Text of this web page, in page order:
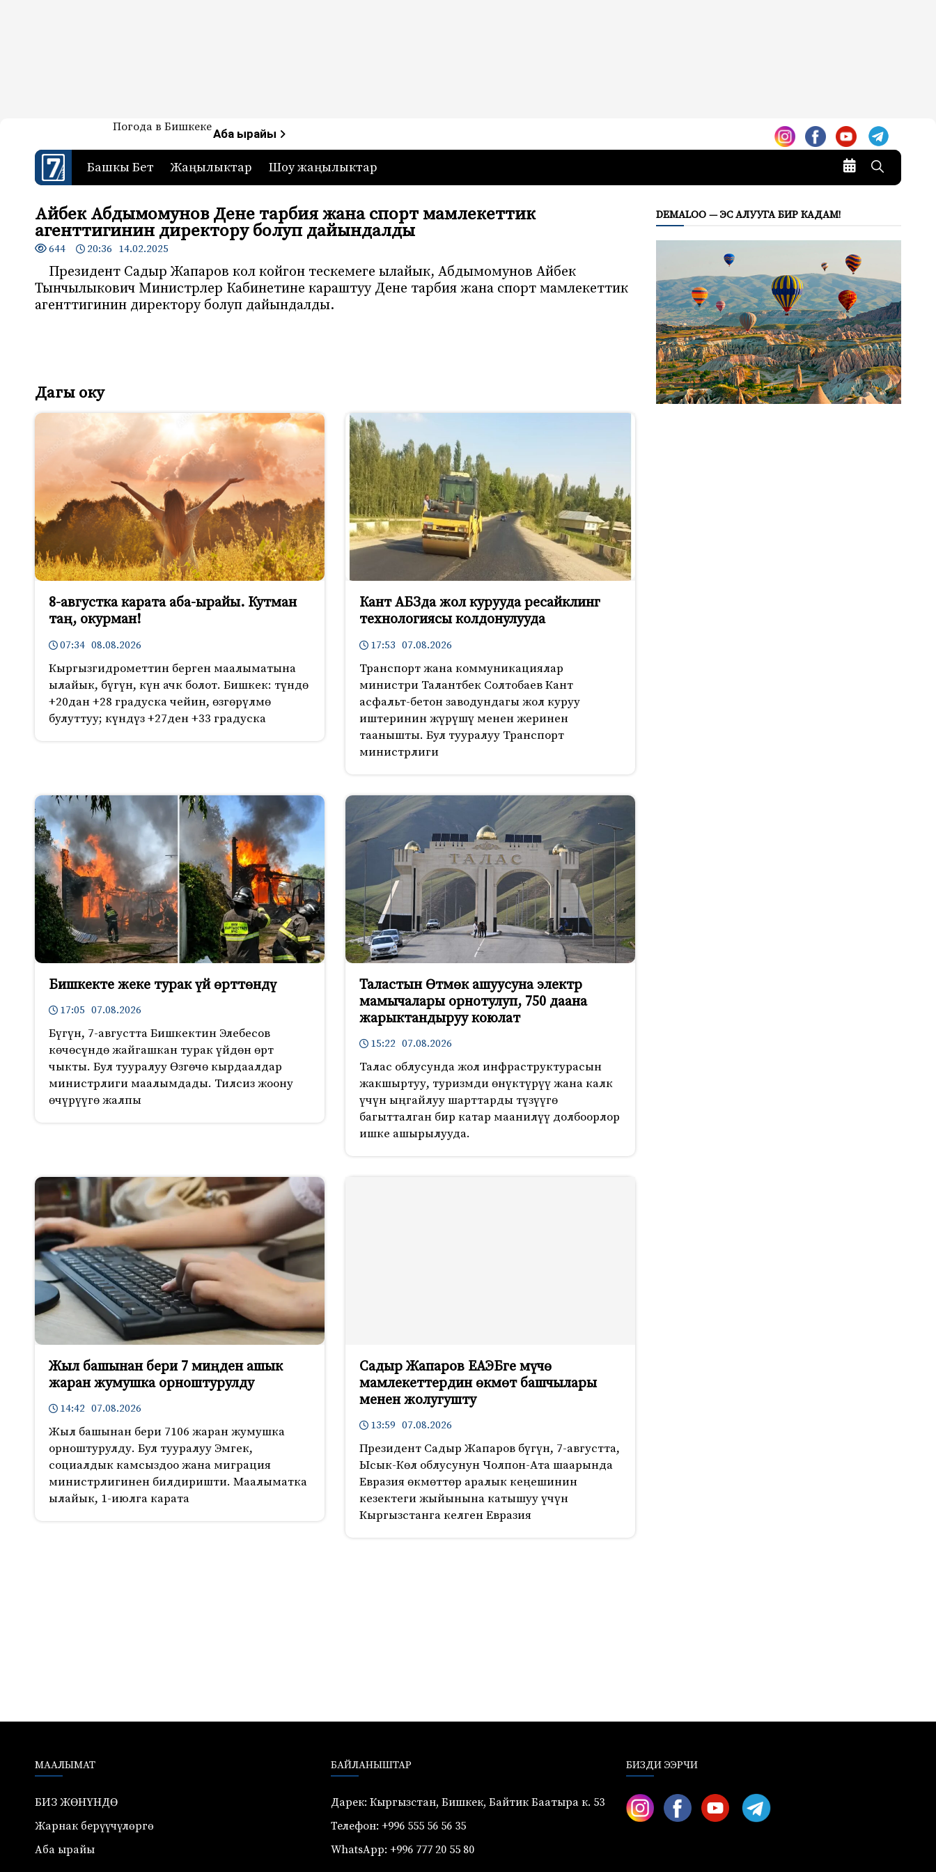
7-канал. Жаңылыктар — Кыргызстан
Жаңылыктар — Кыргызстан
Погода в БишкекеАба ырайы
Башкы Бет Жаңылыктар Шоу жаңылыктар
Айбек Абдымомунов Дене тарбия жана спорт мамлекеттик
агенттигинин директору болуп дайындалды
644 20:36 14.02.2025
Президент Садыр Жапаров кол койгон тескемеге ылайык, Абдымомунов Айбек
Тынчылыкович Министрлер Кабинетине караштуу Дене тарбия жана спорт мамлекеттик
агенттигинин директору болуп дайындалды.
Дагы оку
8-августка карата аба-ырайы. Кутман
таң, окурман!
07:34 08.08.2026
Кыргызгидрометтин берген маалыматына
ылайык, бүгүн, күн ачк болот. Бишкек: түндө
+20дан +28 градуска чейин, өзгөрүлмө
булуттуу; күндүз +27ден +33 градуска
Кант АБЗда жол курууда ресайклинг
технологиясы колдонулууда
17:53 07.08.2026
Транспорт жана коммуникациялар
министри Талантбек Солтобаев Кант
асфальт-бетон заводундагы жол куруу
иштеринин жүрүшү менен жеринен
таанышты. Бул тууралуу Транспорт
министрлиги
Бишкекте жеке турак үй өрттөндү
17:05 07.08.2026
Бүгүн, 7-августта Бишкектин Элебесов
көчөсүндө жайгашкан турак үйдөн өрт
чыкты. Бул тууралуу Өзгөчө кырдаалдар
министрлиги маалымдады. Тилсиз жоону
өчүрүүгө жалпы
Таластын Өтмөк ашуусуна электр
мамычалары орнотулуп, 750 даана
жарыктандыруу коюлат
15:22 07.08.2026
Талас облусунда жол инфраструктурасын
жакшыртуу, туризмди өнүктүрүү жана калк
үчүн ыңгайлуу шарттарды түзүүгө
багытталган бир катар маанилүү долбоорлор
ишке ашырылууда.
Жыл башынан бери 7 миңден ашык
жаран жумушка орноштурулду
14:42 07.08.2026
Жыл башынан бери 7106 жаран жумушка
орноштурулду. Бул тууралуу Эмгек,
социалдык камсыздоо жана миграция
министрлигинен билдиришти. Маалыматка
ылайык, 1-июлга карата
Садыр Жапаров ЕАЭБге мүчө
мамлекеттердин өкмөт башчылары
менен жолугушту
13:59 07.08.2026
Президент Садыр Жапаров бүгүн, 7-августта,
Ысык-Көл облусунун Чолпон-Ата шаарында
Евразия өкмөттөр аралык кеңешинин
кезектеги жыйынына катышуу үчүн
Кыргызстанга келген Евразия
DEMALOO — ЭС АЛУУГА БИР КАДАМ!
МААЛЫМАТ
БИЗ ЖӨНҮНДӨ
Жарнак берүүчүлөргө
Аба ырайы
БАЙЛАНЫШТАР
Дарек: Кыргызстан, Бишкек, Байтик Баатыра к. 53
Телефон: +996 555 56 56 35
WhatsApp: +996 777 20 55 80
БИЗДИ ЭЭРЧИ